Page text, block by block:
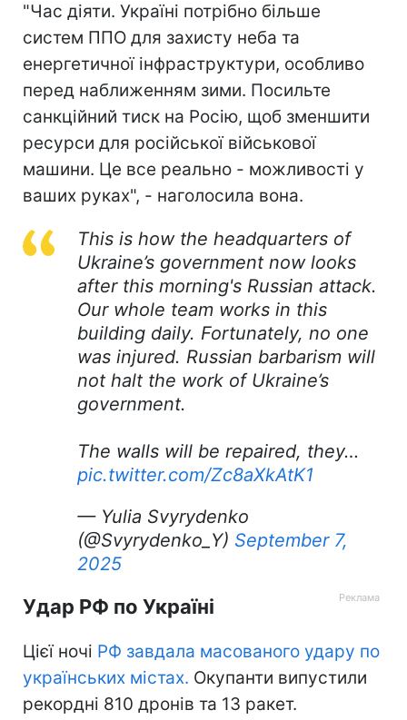
"Час діяти. Україні потрібно більше
систем ППО для захисту неба та
енергетичної інфраструктури, особливо
перед наближенням зими. Посильте
санкційний тиск на Росію, щоб зменшити
ресурси для російської військової
машини. Це все реально - можливості у
ваших руках", - наголосила вона.
This is how the headquarters of
Ukraine’s government now looks
after this morning's Russian attack.
Our whole team works in this
building daily. Fortunately, no one
was injured. Russian barbarism will
not halt the work of Ukraine’s
government.
The walls will be repaired, they…
pic.twitter.com/Zc8aXkAtK1
— Yulia Svyrydenko
(@Svyrydenko_Y) September 7,
2025
Удар РФ по Україні
Цієї ночі РФ завдала масованого удару по
українських містах. Окупанти випустили
рекордні 810 дронів та 13 ракет.